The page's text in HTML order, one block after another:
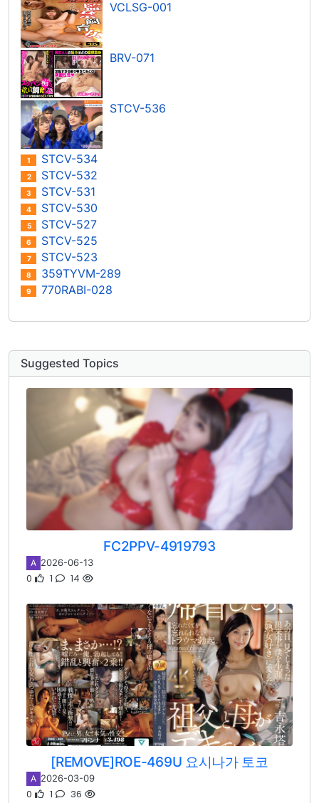
VCLSG-001
BRV-071
STCV-536
1 STCV-534
2 STCV-532
3 STCV-531
4 STCV-530
5 STCV-527
6 STCV-525
7 STCV-523
8 359TYVM-289
9 770RABI-028
Suggested Topics
FC2PPV-4919793
A 2026-06-13
0 1 14
[REMOVE]ROE-469U 요시나가 토코
A 2026-03-09
0 1 36